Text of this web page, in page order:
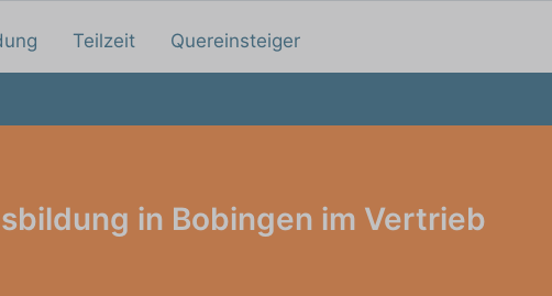
Teilzeit Quereinsteiger
in Bobingen im Vertrieb